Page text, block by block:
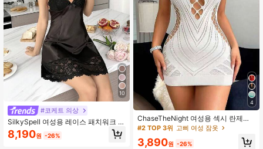
10
#코케트 의상
SilkySpell 여성용 레이스 패치워크 솔
리드 컬러 리본 디테일 장식 파자마 슬
립 드레스 섹시한 나이트웨어
8,190원 -26%
4
ChaseTheNight 여성용 섹시 란제리
피쉬넷 화이트-그린 베이비돌, 바디콘
스, 나이트가운 1개
#2 TOP 3위 고삐 여성 잠옷
3,890원 -26%